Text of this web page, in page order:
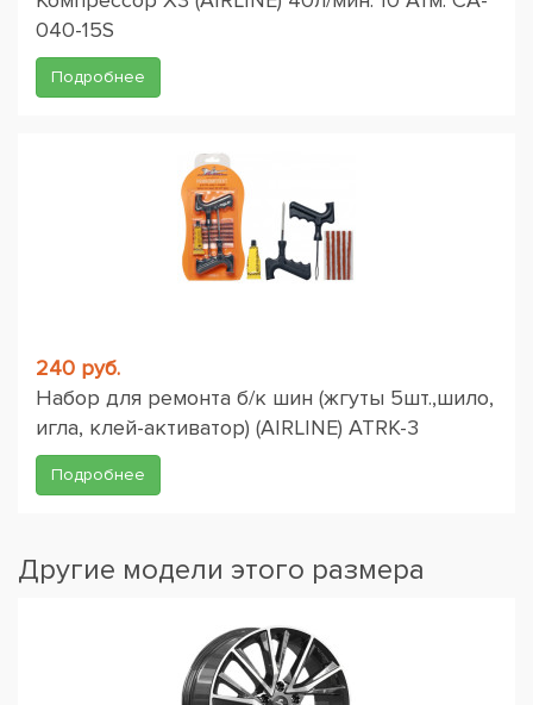
040-15S
Подробнее
240 руб.
Набор для ремонта б/к шин (жгуты 5шт.,шило,
игла, клей-активатор) (AIRLINE) ATRK-3
Подробнее
Другие модели этого размера